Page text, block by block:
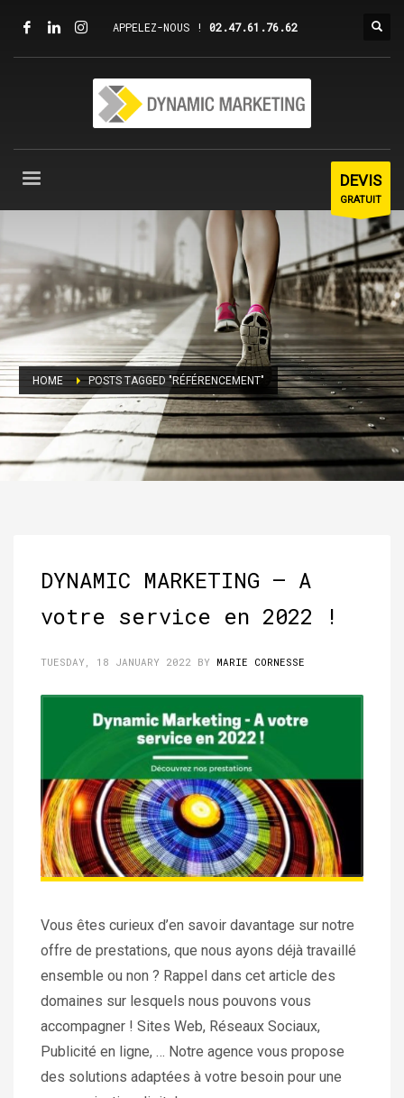
APPELEZ-NOUS ! 02.47.61.76.62
DEVIS
GRATUIT
HOME POSTS TAGGED "RÉFÉRENCEMENT"
DYNAMIC MARKETING – A
votre service en 2022 !
TUESDAY, 18 JANUARY 2022 BY MARIE CORNESSE
Vous êtes curieux d’en savoir davantage sur notre
offre de prestations, que nous ayons déjà travaillé
ensemble ou non ? Rappel dans cet article des
domaines sur lesquels nous pouvons vous
accompagner ! Sites Web, Réseaux Sociaux,
Publicité en ligne, … Notre agence vous propose
des solutions adaptées à votre besoin pour une